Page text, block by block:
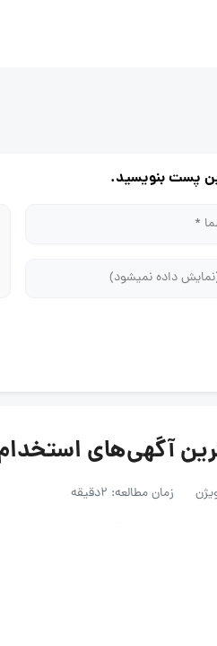
پست بنویسید.
استخدام ناریان
زمان مطالعه: 2دقیقه